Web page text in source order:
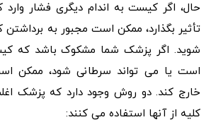
حال، اگر کیست به اندام دیگری فشار وارد
تأثیر بگذارد، ممکن است مجبور به
شوید. اگر پزشک شما مشکوک باشد که
است یا می تواند سرطانی شود، ممکن
خارج کند. دو روش وجود دارد که پزشک
کلیه از آنها استفاده می کنند: